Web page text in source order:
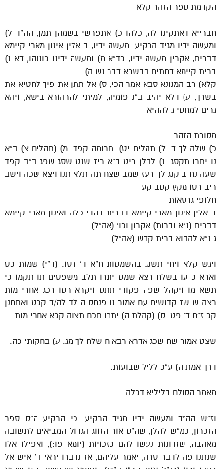
הקדמת ספר הזהר קלא
חברייא דאתקינו לה, כלהו כ) אתפרשי בשמהן תמן, הה”ד ל)
ומעשה ידיו מגיד הרקיע. מעשה ידיו, ב אלין אינון מארי קיימא
דברית, אקרין מעשה ידיו, כד”א מ) ומעשה ידינו כוננהו, דא נ)
ברית קיימא דחתים בבשרא דבר נש ה).
קלא) רב המנונא סבא אמר הכי, ס) אל תתן את פיך לחטיא את
בשרך, ע) דלא יהיב ב”נ פומיה, למיתי להרהורא בישא, ויהא
גרים למחטי ג לההיא
מסורת הזהר
כ) שלה לך ד. ל) תהלים יט). תרומה קפד. מ) (תהלים צ) ב”א
נו יתרו תקסג. נ) להלן ריט ב”א ריז שנט שסג שפג ב”ב קפד
שעה נח ב קנג לך רעז שמב שצח תה תלא תנו ויצא שכה וישב
ריב רטו מקץ קסב קע
חלופי גרסאות
ב אלין אינון מארי קיימא דברית בהדי כלה ואינון מארי קיימא
דברית (נ”א וברות) אקרון וכו’ (אה”ל).
ג נ”א לההוא ברית קדש (אה”ל).
ויגש קלא ויחי תשנג בהשמטות ח”א ד’ רסו. (ד”י) שמות כט
וארא כ עו בשלח רצא שמט יתרו תלב משפטים תו תקמו כי
תשא מו ויקהל שפה פקודי תתס ויקרא רטו רכג אחרי מות
רצה ש שז קדושים עח אמור נו פנחס ה לד לה/ד קכט ואתחנן
קכ ז”ח ד’ פט. ס) (קהלת ה) יתרו תכח תצוה קכא אחרי מות
שצט אמור שח שכג אדרא רבא ח שלח לך מג. ע) בחקותי כה.
דרך אמת ה) ע”כ לליל שבועות.
מאמר הסולם בליליא דכלה
וז”ש הה”ד ומעשה ידיו מגיד הרקיע. כי הרקיע ה”ס ספר
הזכרון, כמ”ש להלן, שה”ס אור הזווג הגדול המביאים לתשובה
מאהבה, שזדונות נעשו להם כזכויות (יומא פו:), ואפילו אלו
שנתנו פה לדבר סרה, יאמר עליהם, אז נדברו יראי ה’ איש אל